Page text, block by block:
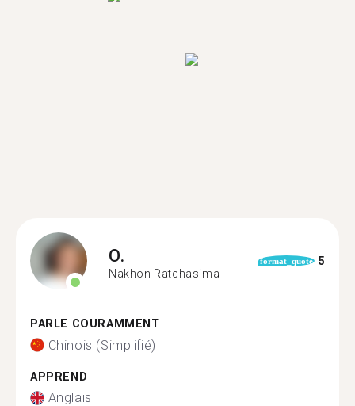
O.
Nakhon Ratchasima
format_quote 5
PARLE COURAMMENT
Chinois (Simplifié)
APPREND
Anglais